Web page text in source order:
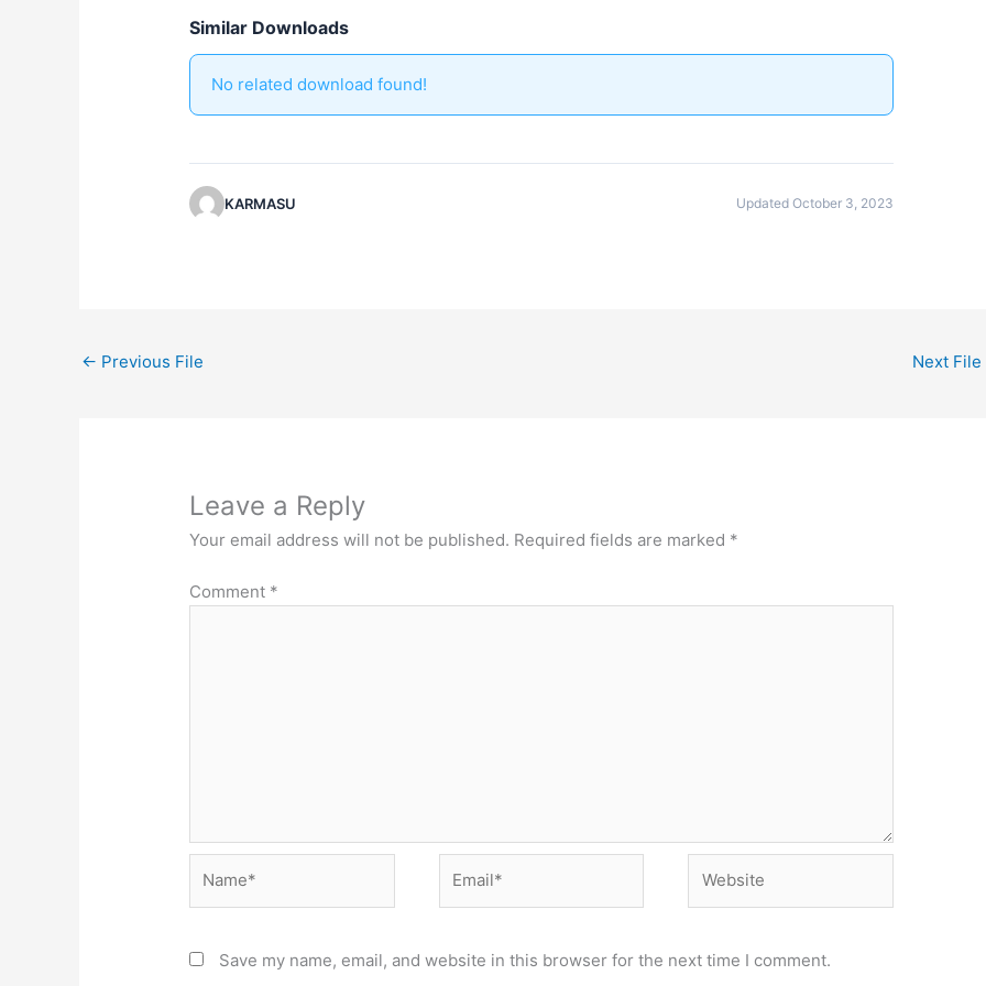
Similar Downloads
No related download found!
KARMASU Updated October 3, 2023
← Previous File Next File
Leave a Reply
Your email address will not be published. Required fields are marked *
Comment *
Save my name, email, and website in this browser for the next time I comment.